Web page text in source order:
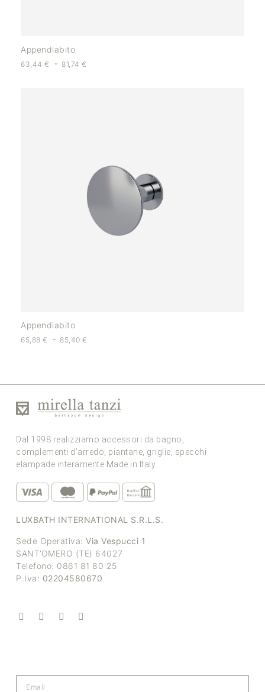
Appendiabito
63,44 € - 81,74€
Appendiabito
65,88 € - 85,40€
Dal 1998 realizziamo accessori da bagno,
complementi d’arredo, piantane, griglie, specchi
elampade interamente Made in Italy
LUXBATH INTERNATIONAL S.R.L.S.
Sede Operativa: Via Vespucci 1
SANT’OMERO (TE) 64027
Telefono: 0861 81 80 25
P.Iva: 02204580670